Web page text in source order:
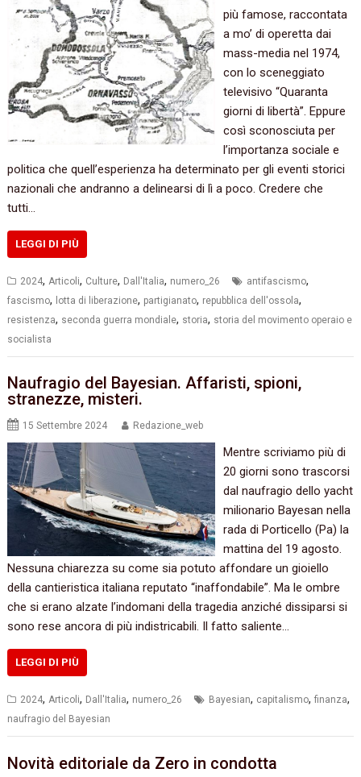
più famose, raccontata
a mo’ di operetta dai
mass-media nel 1974,
con lo sceneggiato
televisivo “Quaranta
giorni di libertà”. Eppure
così sconosciuta per
l’importanza sociale e
politica che quell’esperienza ha determinato per gli eventi storici
nazionali che andranno a delinearsi di lì a poco. Credere che
tutti…
LEGGI DI PIÙ
2024, Articoli, Culture, Dall'Italia, numero_26 antifascismo,
fascismo, lotta di liberazione, partigianato, repubblica dell'ossola,
resistenza, seconda guerra mondiale, storia, storia del movimento operaio e
socialista
Naufragio del Bayesian. Affaristi, spioni,
stranezze, misteri.
15 Settembre 2024 Redazione_web
Mentre scriviamo più di
20 giorni sono trascorsi
dal naufragio dello yacht
milionario Bayesan nella
rada di Porticello (Pa) la
mattina del 19 agosto.
Nessuna chiarezza su come sia potuto affondare un gioiello
della cantieristica italiana reputato “inaffondabile”. Ma le ombre
che si erano alzate l’indomani della tragedia anziché dissiparsi si
sono rese ancora di più indistricabili. Il fatto saliente…
LEGGI DI PIÙ
2024,Articoli, Dall'Italia, numero_26 Bayesian, capitalismo,finanza,
naufragio del Bayesian
Novità editoriale da Zero in condotta